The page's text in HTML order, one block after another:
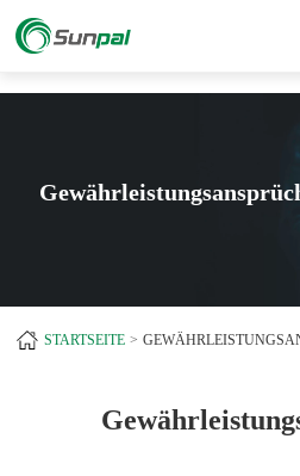
STARTSEITE